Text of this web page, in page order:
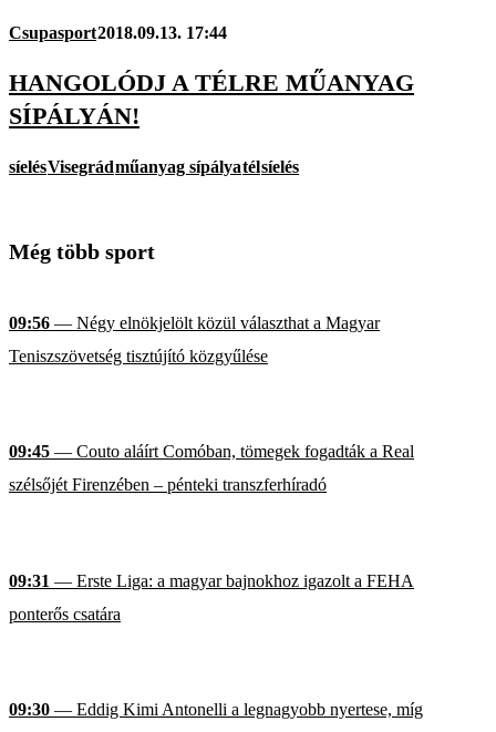
Csupasport2018.09.13. 17:44
HANGOLÓDJ A TÉLRE MŰANYAG
SÍPÁLYÁN!
síelésVisegrádműanyag sípályatélsíelés
Még több sport
09:56 — Négy elnökjelölt közül választhat a Magyar
Teniszszövetség tisztújító közgyűlése
09:45 — Couto aláírt Comóban, tömegek fogadták a Real
szélsőjét Firenzében – pénteki transzferhíradó
09:31 — Erste Liga: a magyar bajnokhoz igazolt a FEHA
ponterős csatára
09:30 — Eddig Kimi Antonelli a legnagyobb nyertese, míg